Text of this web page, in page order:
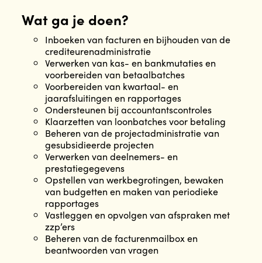
Wat ga je doen?
Inboeken van facturen en bijhouden van de
crediteurenadministratie
Verwerken van kas- en bankmutaties en
voorbereiden van betaalbatches
Voorbereiden van kwartaal- en
jaarafsluitingen en rapportages
Ondersteunen bij accountantscontroles
Klaarzetten van loonbatches voor betaling
Beheren van de projectadministratie van
gesubsidieerde projecten
Verwerken van deelnemers- en
prestatiegegevens
Opstellen van werkbegrotingen, bewaken
van budgetten en maken van periodieke
rapportages
Vastleggen en opvolgen van afspraken met
zzp’ers
Beheren van de facturenmailbox en
beantwoorden van vragen